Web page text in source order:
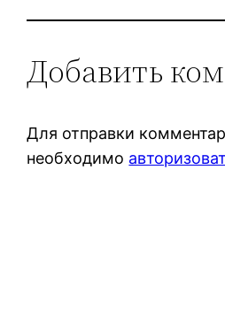
Добавить
Для отправки
необходимо